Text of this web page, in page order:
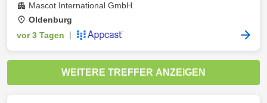
Mascot International GmbH
Oldenburg
vor 3 Tagen
WEITERE TREFFER ANZEIGEN